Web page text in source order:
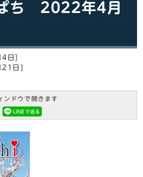
ち 2022年4月
日]
日]
ンドウで開きます